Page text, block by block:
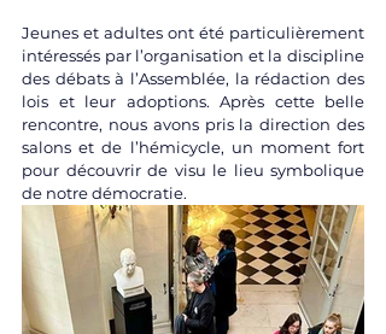
Jeunes et adultes ont été particulièrement
intéressés par l’organisation et la discipline
des débats à l’Assemblée, la rédaction des
lois et leur adoptions. Après cette belle
rencontre, nous avons pris la direction des
salons et de l’hémicycle, un moment fort
pour découvrir de visu le lieu symbolique
de notre démocratie.